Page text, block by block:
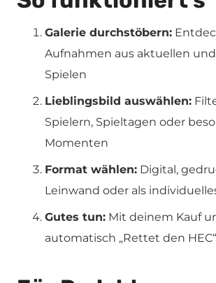
Galerie durchstöbern:
Aufnahmen aus aktuellen
Spielen
Lieblingsbild auswählen:
Spielern, Spieltagen oder
Momenten
Format wählen: Digital,
Leinwand oder als
Gutes tun: Mit deinem Kauf
automatisch „Rettet den HEC“